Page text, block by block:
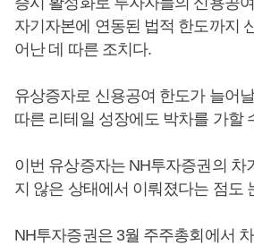
자기자본에 연동된 법적 한도까지
어난 데 따른 조치다.
유상증자로 신용공여 한도가 늘어
따른 리테일 성장에도 박차를 가할
이번 유상증자는 NH투자증권의 차
지 않은 상태에서 이뤄졌다는 점도
NH투자증권은 3월 주주총회에서